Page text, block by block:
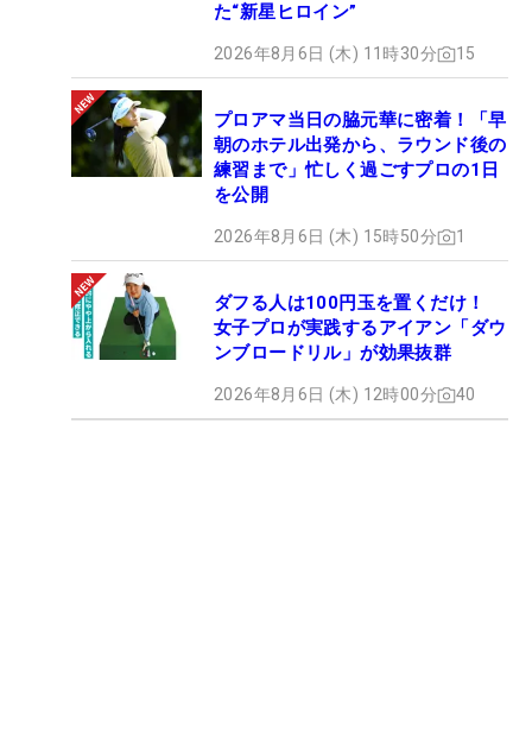
た“新星ヒロイン”
2026年8月6日 (木) 11時30分 15
プロアマ当日の脇元華に密着！「早
朝のホテル出発から、ラウンド後の
練習まで」忙しく過ごすプロの1日
を公開
2026年8月6日 (木) 15時50分 1
ダフる人は100円玉を置くだけ！
女子プロが実践するアイアン「ダウ
ンブロードリル」が効果抜群
2026年8月6日 (木) 12時00分 40